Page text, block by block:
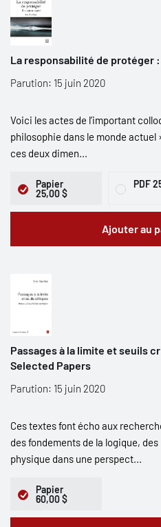
La responsabilité de protéger
Parution: 15 juin 2020
Voici les actes de l’important
philosophie dans le monde
ces deux dimen...
Papier
25,00 $
PDF
Ajouter au
Passages à la limite et seuils
Selected Papers
Parution: 15 juin 2020
Ces textes font écho aux
des fondements de la logique,
physique dans une perspect...
Papier
60,00 $